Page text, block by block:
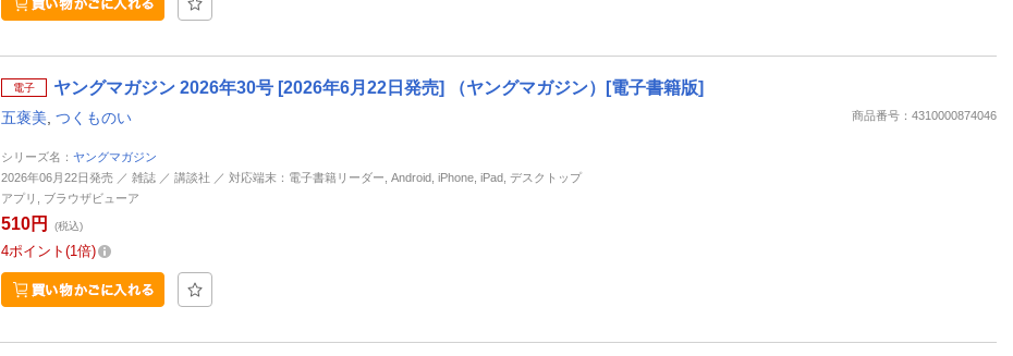
電子 ヤングマガジン 2026年30号 [2026年6月22日発売] （ヤングマガジン）[電子書籍版]
五褒美 つくものい 商品番号：4310000874046
シリーズ名： ヤングマガジン
2026年06月22日発売 ／ 雑誌 ／ 講談社 ／ 対応端末：電子書籍リーダー, Android, iPhone, iPad, デスクトップ
アプリ, ブラウザビューア
510円 (税込)
4ポイント 1倍